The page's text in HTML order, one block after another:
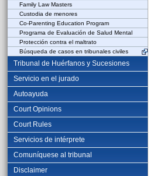
Family Law Masters
Custodia de menores
Co-Parenting Education Program
Programa de Evaluación de Salud Mental
Protección contra el maltrato
Búsqueda de casos en tribunales civiles
Tribunal de Huérfanos y Sucesiones
Servicio en el jurado
Autoayuda
Court Opinions
Court Rules
Servicios de intérprete
Comuníquese al tribunal
Disclaimer